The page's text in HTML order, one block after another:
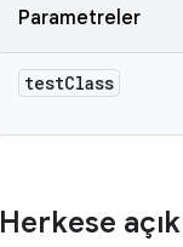
Parametreler
testClass
Herkese